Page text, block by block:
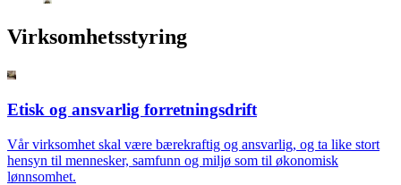
Virksomhetsstyring
Etisk og ansvarlig forretningsdrift
Vår virksomhet skal være bærekraftig og ansvarlig, og ta like stort
hensyn til mennesker, samfunn og miljø som til økonomisk
lønnsomhet.